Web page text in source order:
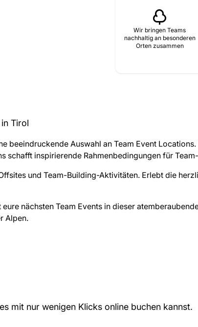
Wir bringen Teams
nachhaltig an besonderen
Orten zusammen
Tirol
beeindruckende Auswahl an Team Event
schafft inspirierende Rahmenbedingungen für
und Team-Building-Aktivitäten. Erlebt die
nächsten Team Events in dieser
Alpen.
mit nur wenigen Klicks online buchen kannst.